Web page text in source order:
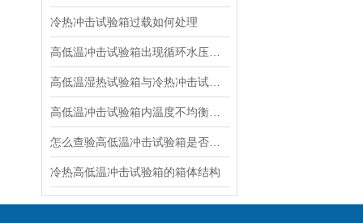
冷热冲击试验箱过载如何处理
冷热高低温冲击试验箱的箱体结构